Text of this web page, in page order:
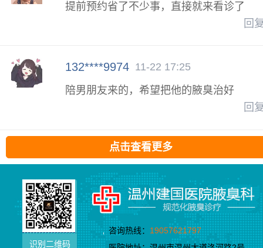
提前预约省了不少事，直接就来看诊了
回
132****9974 11-22 17:25
陪男朋友来的，希望把他的腋臭治好
回
点击查看更多
识别二维码
咨询热线： 19057621797